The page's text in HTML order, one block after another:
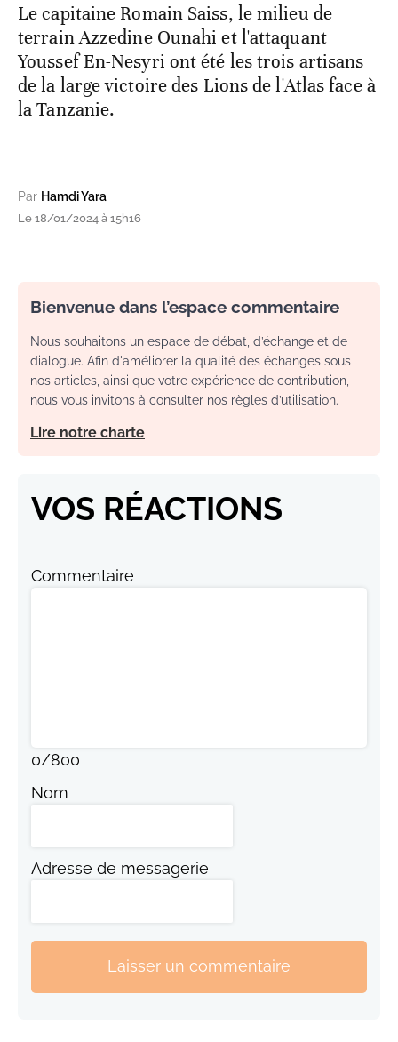
Le capitaine Romain Saiss, le milieu de
terrain Azzedine Ounahi et l'attaquant
Youssef En-Nesyri ont été les trois artisans
de la large victoire des Lions de l'Atlas face à
la Tanzanie.
Par Hamdi Yara
Le 18/01/2024 à 15h16
Bienvenue dans l’espace commentaire
Nous souhaitons un espace de débat, d’échange et de
dialogue. Afin d'améliorer la qualité des échanges sous
nos articles, ainsi que votre expérience de contribution,
nous vous invitons à consulter nos règles d’utilisation.
Lire notre charte
VOS RÉACTIONS
Commentaire
0/800
Nom
Adresse de messagerie
Laisser un commentaire